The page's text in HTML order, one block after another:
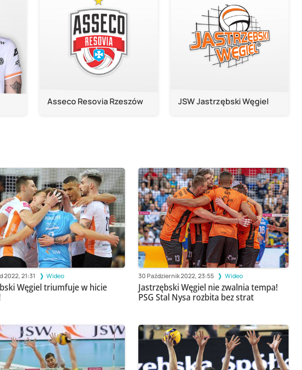
Asseco Resovia Rzeszów JSW Jastrzębski Węgiel
2022, 21:31 Wideo
Węgiel triumfuje w hicie
30 Październik 2022, 23:55 Wideo
Jastrzębski Węgiel nie zwalnia tempa!
PSG Stal Nysa rozbita bez strat